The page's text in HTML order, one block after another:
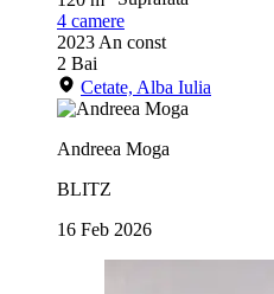
4 camere
2023 An const
2 Bai
Cetate, Alba Iulia
Andreea Moga
BLITZ
16 Feb 2026